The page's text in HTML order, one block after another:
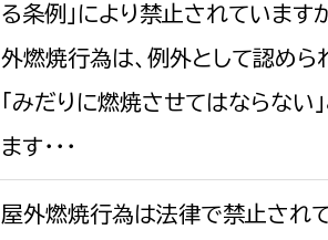
る条例」により禁止されています
外燃焼行為は、例外として認めら
「みだりに燃焼させてはならない
ます・・・
屋外燃焼行為は法律で禁止され